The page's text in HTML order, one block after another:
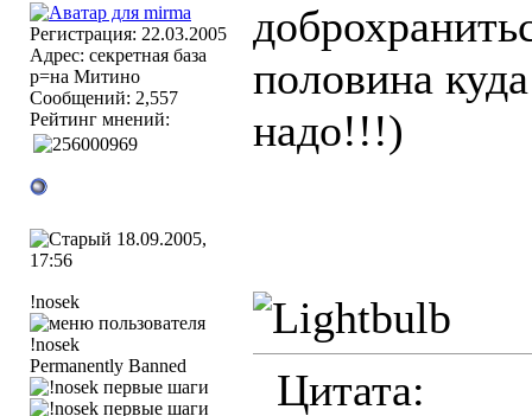
Регистрация: 22.03.2005
Адрес: секретная база
р=на Митино
Сообщений: 2,557
Рейтинг мнений:
половина
надо!!!)
18.09.2005,
17:56
!nosek
Permanently Banned Цитата: